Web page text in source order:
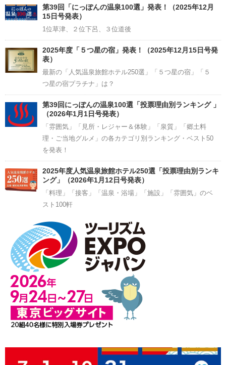
Channel
第39回「にっぽんの温泉100選」発表！（2025年12月
15日号発表）
1位草津、２位下呂、３位道後
2025年度「５つ星の宿」発表！（2025年12月15日号発
表）
最新の「人気温泉旅館ホテル250選」「５つ星の宿」「５
つ星の宿プラチナ」は？
第39回にっぽんの温泉100選「投票理由別ランキング 」
（2026年1月1日号発表）
「雰囲気」「見所・レジャー＆体験」「泉質」「郷土料
理・ご当地グルメ」の各カテゴリ別ランキング・ベスト50
を発表！
2025年度人気温泉旅館ホテル250選「投票理由別ランキ
ング」（2026年1月12日号発表）
「料理」「接客」「温泉・浴場」「施設」「雰囲気」のベ
スト100軒